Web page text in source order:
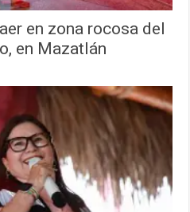
en zona rocosa del
en Mazatlán